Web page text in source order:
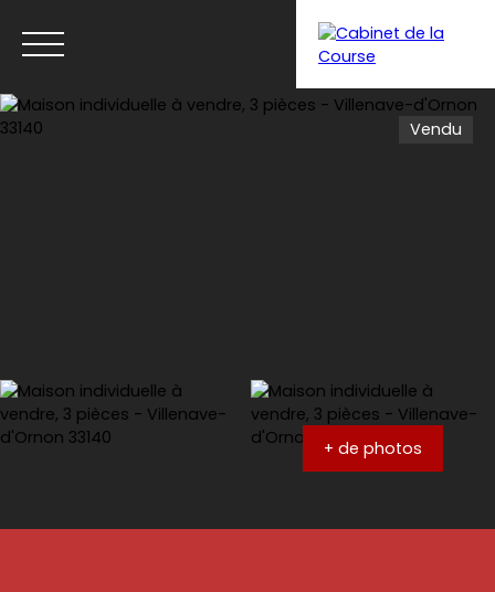
Vendu
+ de photos